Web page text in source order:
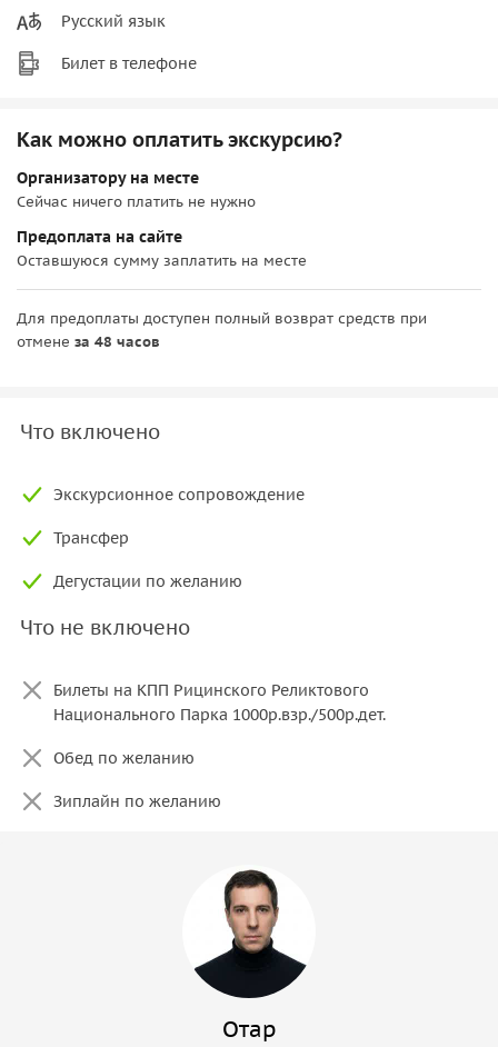
Русский язык
Билет в телефоне
Как можно оплатить экскурсию?
Организатору на месте
Сейчас ничего платить не нужно
Предоплата на сайте
Оставшуюся сумму заплатить на месте
Для предоплаты доступен полный возврат средств при
отмене за 48 часов
Что включено
Экскурсионное сопровождение
Трансфер
Дегустации по желанию
Что не включено
Билеты на КПП Рицинского Реликтового
Национального Парка 1000р.взр./500р.дет.
Обед по желанию
Зиплайн по желанию
Отар